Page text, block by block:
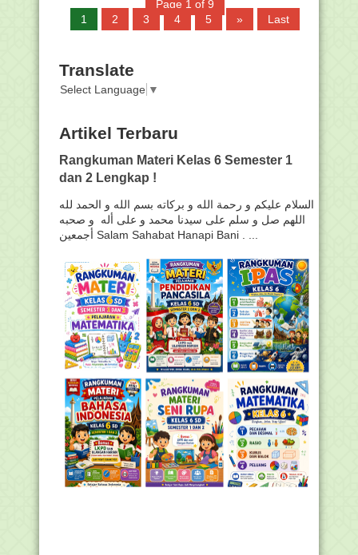
Page 1 of 9
1
2 3 4 5 » Last
Translate
Select Language ▼
Artikel Terbaru
Rangkuman Materi Kelas 6 Semester 1
dan 2 Lengkap !
السلام عليكم و رحمة الله و بركاته بسم الله و الحمد لله
اللهم صل و سلم على سيدنا محمد و على أله و صحبه
أجمعين Salam Sahabat Hanapi Bani . ...